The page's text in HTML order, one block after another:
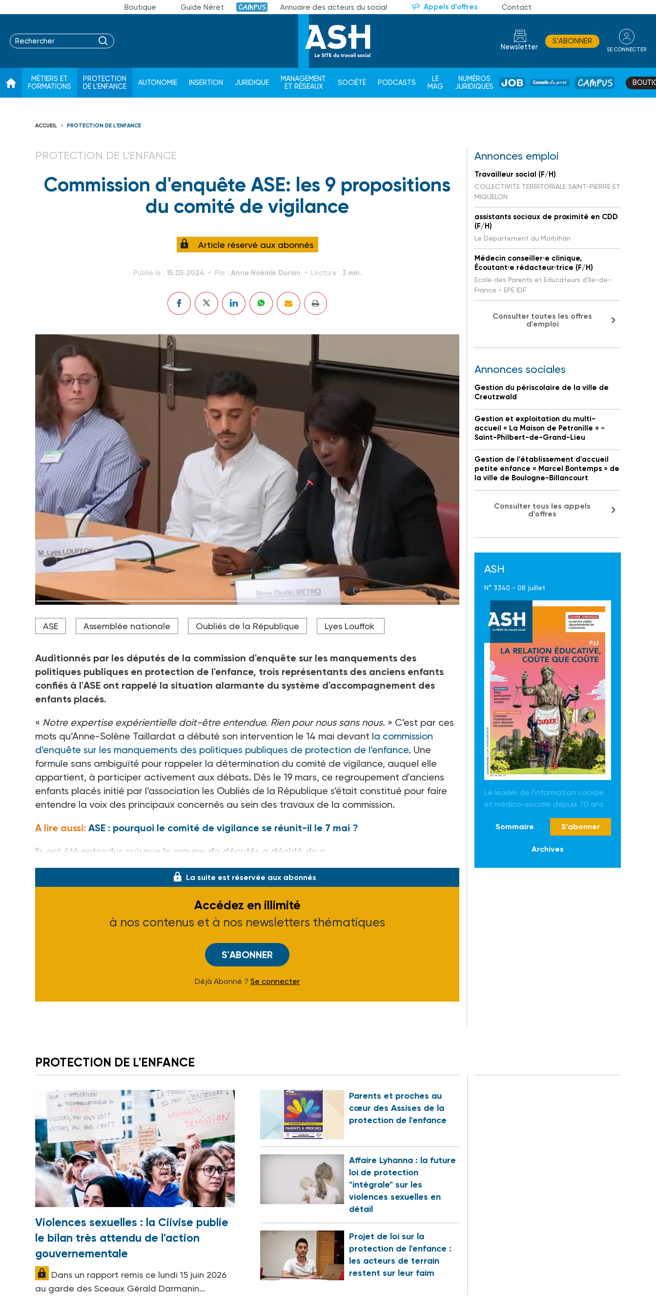
Boutique Guide Néret Campus Annuaire des acteurs du social Appels d'offres Contact
Newsletter
S'ABONNER
SE CONNECTER
MÉTIERS ET
FORMATIONS
PROTECTION
DE L'ENFANCE
AUTONOMIE INSERTION JURIDIQUE
MANAGEMENT
ET RÉSEAUX
SOCIÉTÉ PODCASTS
LE
MAG
NUMÉROS
JURIDIQUES
JOB
DE
CAMPUS
ACCUEIL PROTECTION DE L'ENFANCE
PROTECTION DE L'ENFANCE
Commission d'enquête ASE: les 9 propositions
du comité de vigilance
Article réservé aux abonnés
Publié le : 15.05.2024 Par : Anne Noémie Dorion Lecture : 3 min.
Anne-Solène Taillardat, Lyes Louffok et Diodio Metro ont été entendus hier par les députés
ASE Assemblée nationale Oubliés de la République Lyes Louffok
Auditionnés par les députés de la commission d'enquête sur les manquements des
politiques publiques en protection de l'enfance, trois représentants des anciens enfants
confiés à l'ASE ont rappelé la situation alarmante du système d'accompagnement des
enfants placés.
« Notre expertise expérientielle doit-être entendue. Rien pour nous sans nous. » C’est par ces
mots qu’Anne-Solène Taillardat a débuté son intervention le 14 mai devant la commission
d’enquête sur les manquements des politiques publiques de protection de l’enfance. Une
formule sans ambiguïté pour rappeler la détermination du comité de vigilance, auquel elle
appartient, à participer activement aux débats. Dès le 19 mars, ce regroupement d'anciens
enfants placés initié par l’association les Oubliés de la République s’était constitué pour faire
entendre la voix des principaux concernés au sein des travaux de la commission.
A lire aussi: ASE : pourquoi le comité de vigilance se réunit-il le 7 mai ?
Ils ont été entendus puisque le groupe de députés a décidé de c
La suite est réservée aux abonnés
Accédez en illimité
à nos contenus et à nos newsletters thématiques
S'ABONNER
Déjà Abonné ? Se connecter
Annonces emploi
Travailleur social (F/H)
COLLECTIVITE TERRITORIALE SAINT-PIERRE ET
MIQUELON
assistants sociaux de proximité en CDD
(F/H)
Le Département du Morbihan
Médecin conseiller·e clinique,
Écoutant·e rédacteur·trice (F/H)
Ecole des Parents et Educateurs d'Ile-de-
France - EPE IDF
Consulter toutes les offres
d'emploi
Annonces sociales
Gestion du périscolaire de la ville de
Creutzwald
Gestion et exploitation du multi-
accueil « La Maison de Petronille » -
Saint-Philbert-de-Grand-Lieu
Gestion de l'établissement d'accueil
petite enfance « Marcel Bontemps » de
la ville de Boulogne-Billancourt
Consulter tous les appels
d'offres
ASH
N° 3340 - 08 juillet
Le leader de l'information sociale
et médico-sociale depuis 70 ans
Sommaire S'abonner
Archives
PROTECTION DE L'ENFANCE
Violences sexuelles : la Ciivise publie
le bilan très attendu de l'action
gouvernementale
Dans un rapport remis ce lundi 15 juin 2026
au garde des Sceaux Gérald Darmanin...
Parents et proches au
cœur des Assises de la
protection de l'enfance
Affaire Lyhanna : la future
loi de protection
"intégrale" sur les
violences sexuelles en
détail
Projet de loi sur la
protection de l'enfance :
les acteurs de terrain
restent sur leur faim